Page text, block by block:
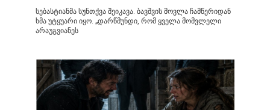
სებასტიანმა სუნთქვა შეიკავა. ბავშვის მოვლა ჩამწერიდან
ხმა უტყუარი იყო. „დარწმუნდი, რომ ყველა მომვლელი
არაუგვიანეს